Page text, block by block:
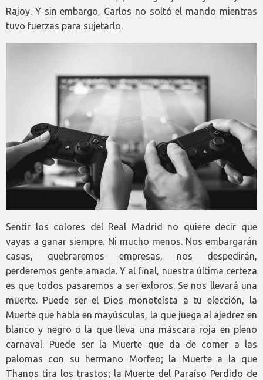
Rajoy. Y sin embargo, Carlos no soltó el mando mientras
tuvo fuerzas para sujetarlo.
Sentir los colores del Real Madrid no quiere decir que
vayas a ganar siempre. Ni mucho menos. Nos embargarán
casas, quebraremos empresas, nos despedirán,
perderemos gente amada. Y al final, nuestra última certeza
es que todos pasaremos a ser exloros. Se nos llevará una
muerte. Puede ser el Dios monoteísta a tu elección, la
Muerte que habla en mayúsculas, la que juega al ajedrez en
blanco y negro o la que lleva una máscara roja en pleno
carnaval. Puede ser la Muerte que da de comer a las
palomas con su hermano Morfeo; la Muerte a la que
Thanos tira los trastos; la Muerte del Paraíso Perdido de